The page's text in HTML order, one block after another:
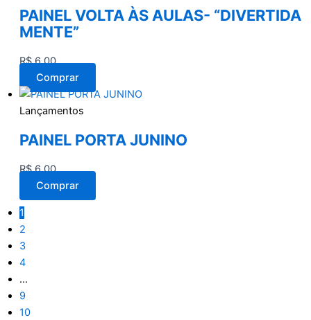
PAINEL VOLTA ÀS AULAS- “DIVERTIDA
MENTE”
R$6,00
Comprar
Lançamentos
PAINEL PORTA JUNINO
R$6,00
Comprar
1
2
3
4
…
9
10